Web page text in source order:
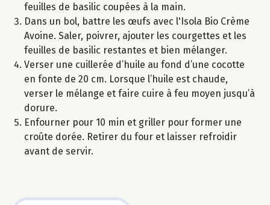
feuilles de basilic coupées à la main.
Dans un bol, battre les œufs avec l'Isola Bio Crème
Avoine. Saler, poivrer, ajouter les courgettes et les
feuilles de basilic restantes et bien mélanger.
Verser une cuillerée d’huile au fond d’une cocotte
en fonte de 20 cm. Lorsque l’huile est chaude,
verser le mélange et faire cuire à feu moyen jusqu’à
dorure.
Enfourner pour 10 min et griller pour former une
croûte dorée. Retirer du four et laisser refroidir
avant de servir.